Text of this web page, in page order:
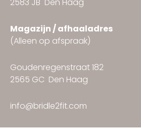
Magazijn / afhaaladres
(Alleen op afspraak)
Goudenregenstraat 182
2565 GC Den Haag
info@bridle2fit.com